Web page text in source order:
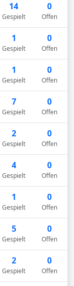
14
Gespielt
0
Offen
1
Gespielt
0
Offen
1
Gespielt
0
Offen
7
Gespielt
0
Offen
2
Gespielt
0
Offen
4
Gespielt
0
Offen
1
Gespielt
0
Offen
5
Gespielt
0
Offen
2
Gespielt
0
Offen